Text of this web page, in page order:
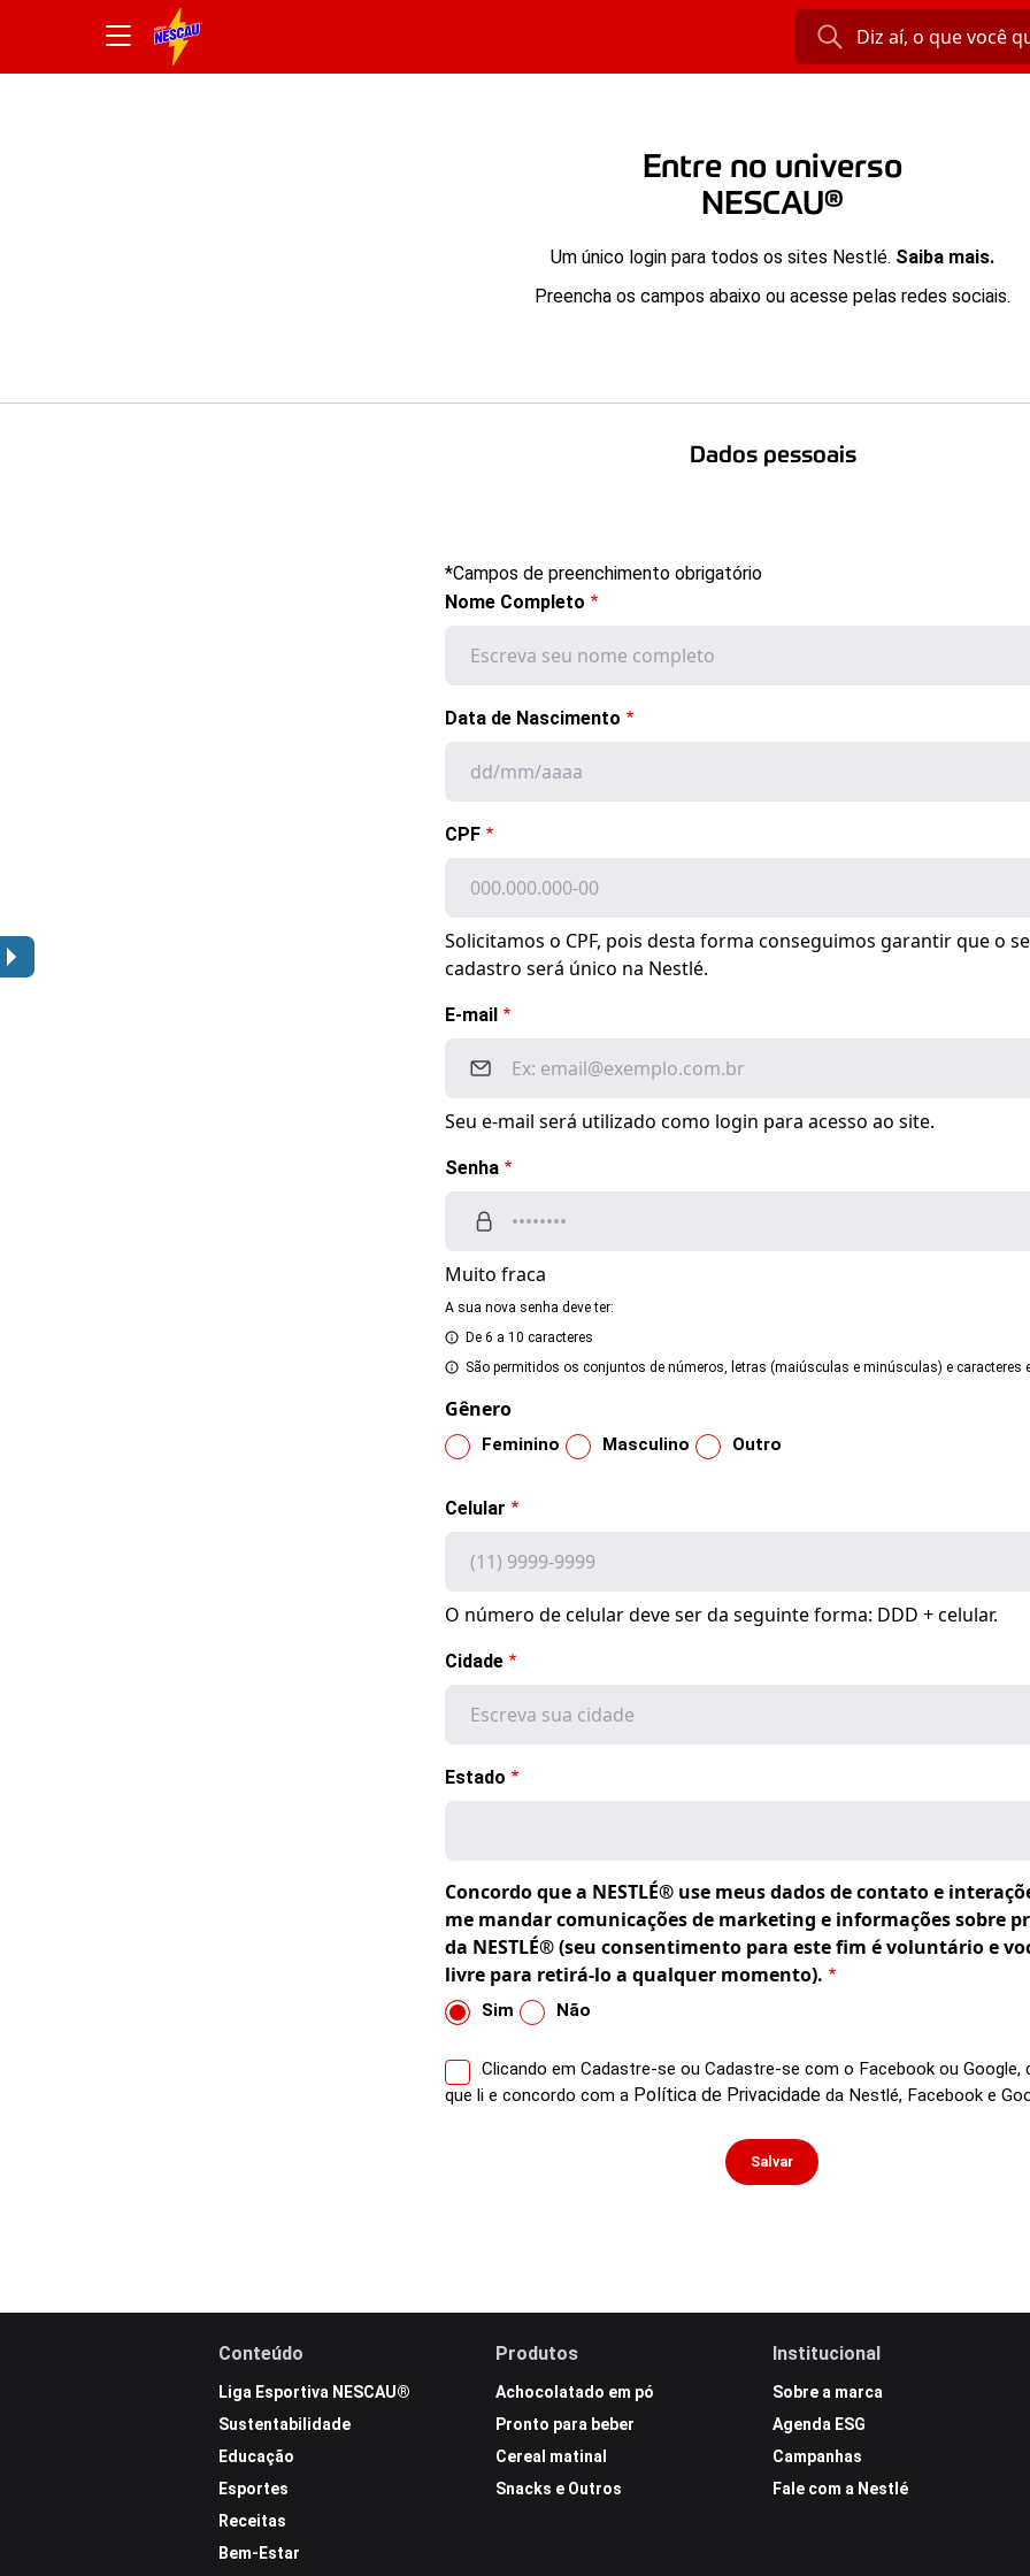
Entre no universo
NESCAU®
Um único login para todos os sites Nestlé. Saiba mais.
Preencha os campos abaixo ou acesse pelas redes sociais.
Dados pessoais
*Campos de preenchimento obrigatório
Nome Completo
Data de Nascimento
CPF
Solicitamos o CPF, pois desta forma conseguimos garantir que o
cadastro será único na Nestlé.
E-mail
Seu e-mail será utilizado como login para acesso ao site.
Senha
Muito fraca
A sua nova senha deve ter:
De 6 a 10 caracteres
São permitidos os conjuntos de números, letras (maiúsculas e minúsculas) e caracteres
Gênero
Feminino Masculino Outro
Celular
O número de celular deve ser da seguinte forma: DDD + celular.
Cidade
Estado
Concordo que a NESTLÉ® use meus dados de contato e
me mandar comunicações de marketing e informações sobre
da NESTLÉ® (seu consentimento para este fim é voluntário e
livre para retirá-lo a qualquer momento).
Sim Não
Clicando em Cadastre-se ou Cadastre-se com o Facebook ou Google,
que li e concordo com a Política de Privacidadeda Nestlé, Facebook e
Salvar
Conteúdo
Liga Esportiva NESCAU®
Sustentabilidade
Educação
Esportes
Receitas
Bem-Estar
Produtos
Achocolatado em pó
Pronto para beber
Cereal matinal
Snacks e Outros
Institucional
Sobre a marca
Agenda ESG
Campanhas
Fale com a Nestlé